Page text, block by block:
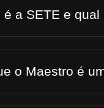
é a SETE e
o Maestro é